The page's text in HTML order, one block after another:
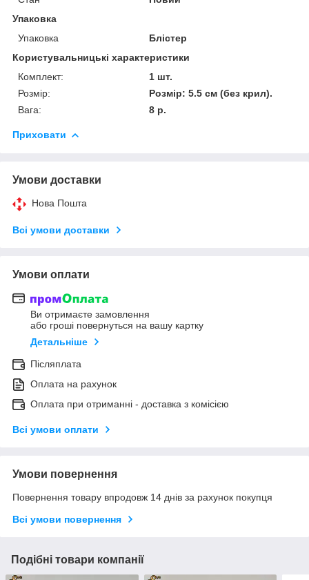
Упаковка
Упаковка
Блістер
Користувальницькі характеристики
Комплект:
1 шт.
Розмір:
Розмір: 5.5 см (без крил).
Вага:
8 р.
Приховати
Умови доставки
Нова Пошта
Всі умови доставки
Умови оплати
Ви отримаєте замовлення
або гроші повернуться на вашу картку
Детальніше
Післяплата
Оплата на рахунок
Оплата при отриманні - доставка з комісією
Всі умови оплати
Умови повернення
Повернення товару впродовж 14 днів за рахунок покупця
Всі умови повернення
Подібні товари компанії